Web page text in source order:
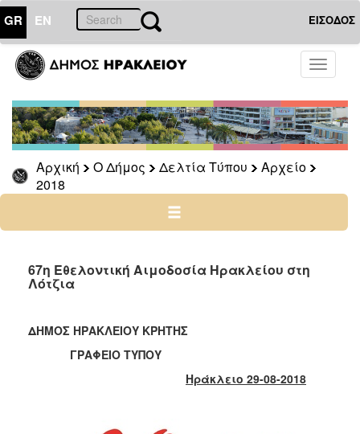
GR EN ΕΙΣΟΔΟΣ
Toggle
Αρχική Ο Δήμος Δελτία Τύπου
Αρχείο
2018
ΔΗΜΟΣ
Δελτία
Τύπου
Αρχείο
2026
2025
2022
2021
2019
2018
67η Εθελοντική Αιμοδοσία Ηρακλείου στη
Λότζια
ΔΗΜΟΣ ΗΡΑΚΛΕΙΟΥ ΚΡΗΤΗΣ
ΓΡΑΦΕΙΟ ΤΥΠΟΥ
Ηράκλειο 29-08-2018